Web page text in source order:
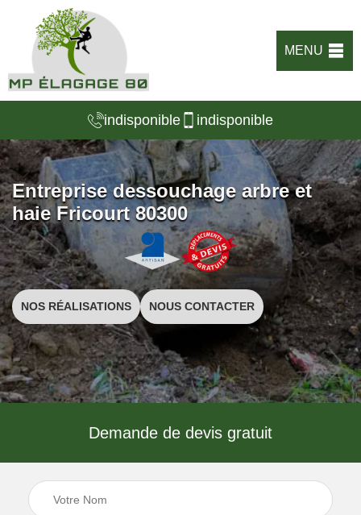
MENU
indisponible indisponible
Entreprise dessouchage arbre et
haie Fricourt 80300
NOS RÉALISATIONS NOUS CONTACTER
Demande de devis gratuit